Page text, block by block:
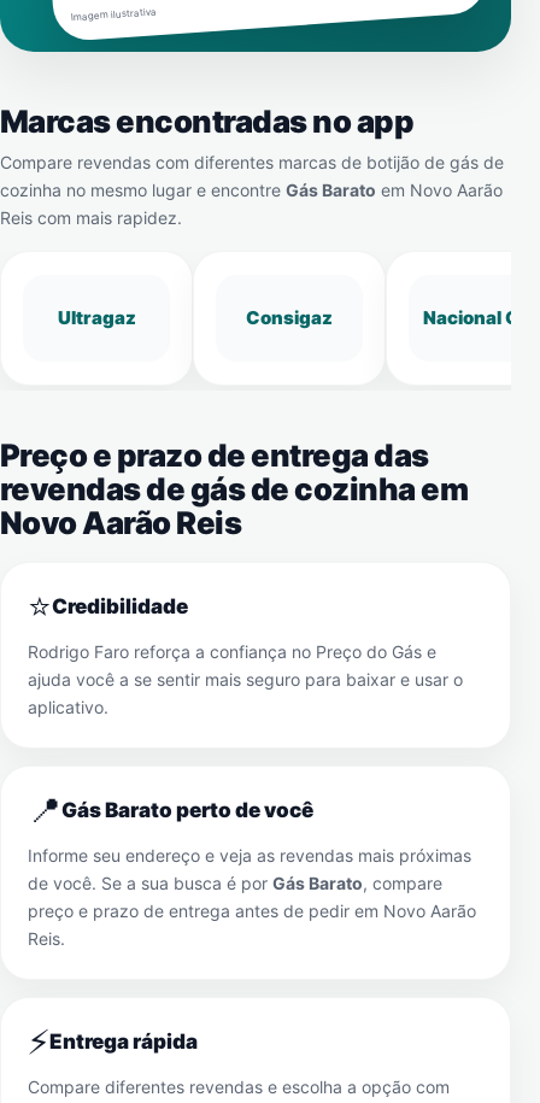
Imagem ilustrativa
Marcas encontradas no app
Compare revendas com diferentes marcas de botijão de gás de
cozinha no mesmo lugar e encontre Gás Barato em Novo Aarão
Reis com mais rapidez.
Ultragaz Consigaz Nacional Gás
Preço e prazo de entrega das
revendas de gás de cozinha em
Novo Aarão Reis
⭐Credibilidade
Rodrigo Faro reforça a confiança no Preço do Gás e
ajuda você a se sentir mais seguro para baixar e usar o
aplicativo.
📍Gás Barato perto de você
Informe seu endereço e veja as revendas mais próximas
de você. Se a sua busca é por Gás Barato, compare
preço e prazo de entrega antes de pedir em Novo Aarão
Reis.
⚡Entrega rápida
Compare diferentes revendas e escolha a opção com